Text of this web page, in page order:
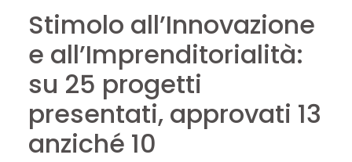
Stimolo all’Innovazione
e all’Imprenditorialità:
su 25 progetti
presentati, approvati 13
anziché 10